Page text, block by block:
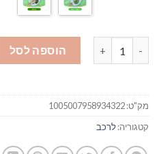
הוספה לסל
מק"ט:1005007958934322
קטגוריה:לרכב